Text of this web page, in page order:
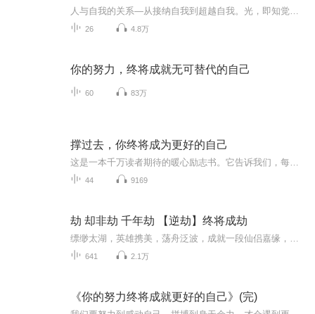
26 4.8万
你的努力，终将成就无可替代的自己
60 83万
撑过去，你终将成为更好的自己
44 9169
劫 却非劫 千年劫 【逆劫】终将成劫
641 2.1万
《你的努力终将成就更好的自己》(完)